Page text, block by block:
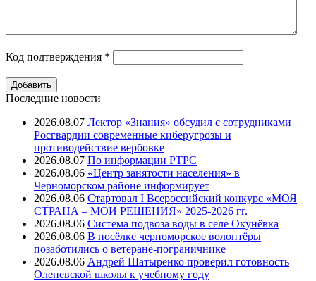
Код подтверждения *
Последние новости
2026.08.07 Лектор «Знания» обсудил с сотрудниками
Росгвардии современные киберугрозы и
противодействие вербовке
2026.08.07 ⁠По информации РТРС
2026.08.06 «Центр занятости населения» в
Черноморском районе информирует
2026.08.06 Стартовал I Всероссийский конкурс «МОЯ
СТРАНА – МОИ РЕШЕНИЯ» 2025-2026 гг.
2026.08.06 Система подвоза воды в селе Окунёвка
2026.08.06 В посёлке черноморское волонтёры
позаботились о ветеране-пограничнике
2026.08.06 Андрей Шатыренко проверил готовность
Оленевской школы к учебному году